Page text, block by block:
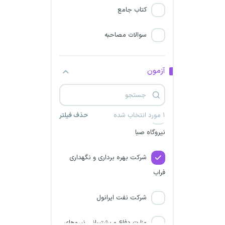
کتاب جامع
سوالات مصاحبه
آزمون
۱ مورد انتخاب شده حذف فیلتر
مس
شرکت بهره برداری و تعمیرات
نیروگاه صبا
شرکت بهره برداری و نگهداری
فراب
شرکت نفت ایرانول
وزارت دفاع و پشتیبانی نیروهای